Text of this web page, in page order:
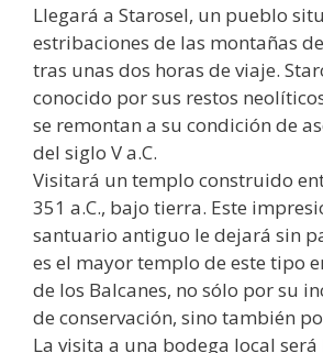
Llegará a Starosel, un pueblo
estribaciones de las montañas
tras unas dos horas de viaje.
conocido por sus restos
se remontan a su condición de
del siglo V a.C.
Visitará un templo construido
351 a.C., bajo tierra. Este
santuario antiguo le dejará sin
es el mayor templo de este tipo
de los Balcanes, no sólo por su
de conservación, sino también
La visita a una bodega local